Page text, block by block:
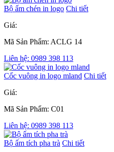
Bộ ấm chén in logo Chi tiết
Giá:
Mã Sản Phẩm: ACLG 14
Liên hệ: 0989 398 113
Cốc vuông in logo mland Chi tiết
Giá:
Mã Sản Phẩm: C01
Liên hệ: 0989 398 113
Bộ ấm tích pha trà Chi tiết